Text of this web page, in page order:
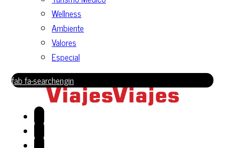
Wellness
Ambiente
Valores
Especial
fab fa-searchengin